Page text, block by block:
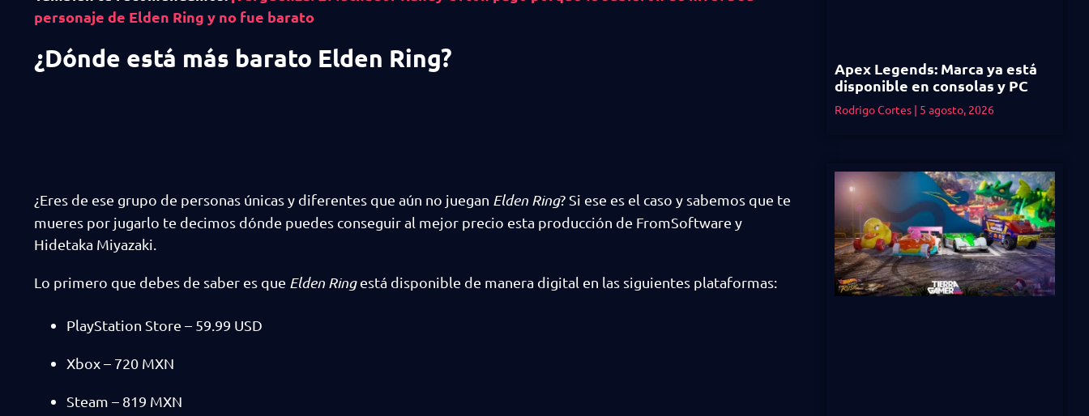
personaje de Elden Ring y no fue barato
¿Dónde está más barato Elden Ring?
¿Eres de ese grupo de personas únicas y diferentes que aún no juegan Elden Ring? Si ese es el caso y sabemos que te
mueres por jugarlo te decimos dónde puedes conseguir al mejor precio esta producción de FromSoftware y
Hidetaka Miyazaki.
Lo primero que debes de saber es que Elden Ringestá disponible de manera digital en las siguientes plataformas:
PlayStation Store – 59.99 USD
Xbox – 720 MXN
Steam – 819 MXN
Apex Legends: Marca ya está
disponible en consolas y PC
Rodrigo Cortes 5 agosto, 2026